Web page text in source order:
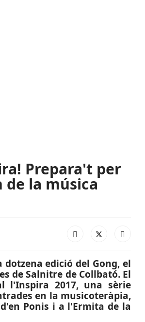
Prepara't per
la música
edició del Gong, el
de Salnitre de Collbató. El
l'Inspira 2017, una sèrie
en la musicoteràpia,
Ponis i a l'Ermita de la